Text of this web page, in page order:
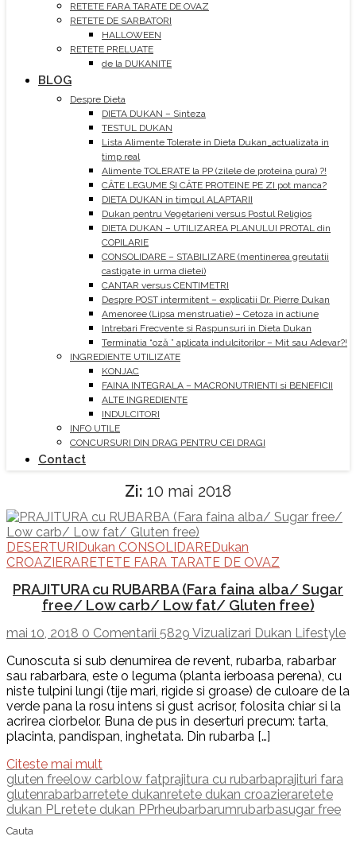
RETETE FARA TARATE DE OVAZ
RETETE DE SARBATORI
HALLOWEEN
RETETE PRELUATE
de la DUKANITE
BLOG
Despre Dieta
DIETA DUKAN – Sinteza
TESTUL DUKAN
Lista Alimente Tolerate in Dieta Dukan_actualizata in
timp real
Alimente TOLERATE la PP (zilele de proteina pura) ?!
CÂTE LEGUME ȘI CÂTE PROTEINE PE ZI pot manca?
DIETA DUKAN in timpul ALAPTARII
Dukan pentru Vegetarieni versus Postul Religios
DIETA DUKAN – UTILIZAREA PLANULUI PROTAL din
COPILARIE
CONSOLIDARE – STABILIZARE (mentinerea greutatii
castigate in urma dietei)
CANTAR versus CENTIMETRI
Despre POST intermitent – explicatii Dr. Pierre Dukan
Amenoree (Lipsa menstruatie) – Cetoza in actiune
Intrebari Frecvente si Raspunsuri in Dieta Dukan
Terminatia “oză ” aplicata indulcitorilor – Mit sau Adevar?!
INGREDIENTE UTILIZATE
KONJAC
FAINA INTEGRALA – MACRONUTRIENTI si BENEFICII
ALTE INGREDIENTE
INDULCITORI
INFO UTILE
CONCURSURI DIN DRAG PENTRU CEI DRAGI
Contact
Zi: 10 mai 2018
DESERTURI Dukan CONSOLIDAREDukan
CROAZIERARETETE FARA TARATE DE OVAZ
PRAJITURA cu RUBARBA (Fara faina alba/ Sugar
free/ Low carb/ Low fat/ Gluten free)
mai 10, 2018 0 Comentarii 5829 Vizualizari Dukan Lifestyle
Cunoscuta si sub denumirea de revent, rubarba, rabarbar
sau rabarbara, este o leguma (planta ierboasa perena), cu
niste tulpini lungi (tije mari, rigide si groase) de culoare de la
verde pana la rosu intens si gust acrisor, folosita chiar si la
acrirea ciorbelor. Buna de pus in deserturi precum: tarta,
placinta, pandispan, inghetata. Din rubarba […]
Citeste mai mult
gluten freelow carblow fatprajitura cu rubarbaprajituri fara
glutenrabarbarretete dukanretete dukan croazieraretete
dukan PLretete dukan PPrheubarbarumrubarbasugar free
Cauta